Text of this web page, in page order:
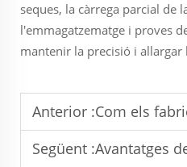
seques, la càrrega parcial de
l'emmagatzematge i proves
mantenir la precisió i
Anterior :Com els fabricants
Següent :Avantatges de les